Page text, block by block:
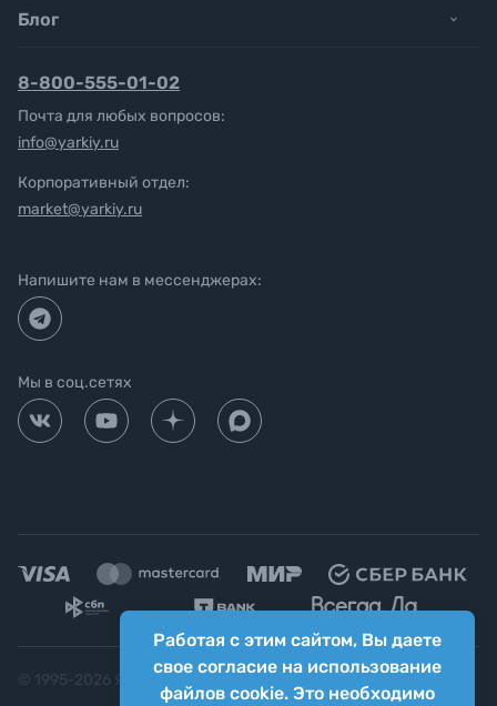
Работая с этим сайтом, Вы даете
свое согласие на использование
файлов cookie. Это необходимо
Блог
8-800-555-01-02
Почта для любых вопросов:
info@yarkiy.ru
Корпоративный отдел:
market@yarkiy.ru
Напишите нам в мессенджерах:
Мы в соц.сетях
Яркий фотомаркет ("Яркий Мир")